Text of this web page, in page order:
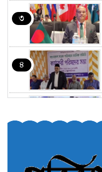
৩
৪